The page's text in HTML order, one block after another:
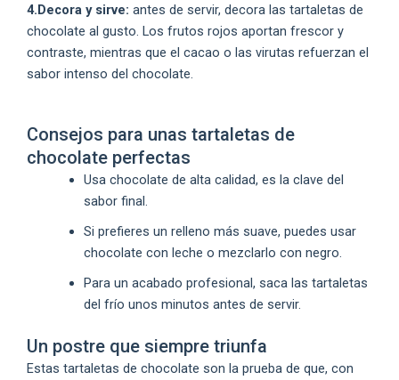
4.Decora y sirve: antes de servir, decora las tartaletas de
chocolate al gusto. Los frutos rojos aportan frescor y
contraste, mientras que el cacao o las virutas refuerzan el
sabor intenso del chocolate.
Consejos para unas tartaletas de
chocolate perfectas
Usa chocolate de alta calidad, es la clave del
sabor final.
Si prefieres un relleno más suave, puedes usar
chocolate con leche o mezclarlo con negro.
Para un acabado profesional, saca las tartaletas
del frío unos minutos antes de servir.
Un postre que siempre triunfa
Estas tartaletas de chocolate son la prueba de que, con